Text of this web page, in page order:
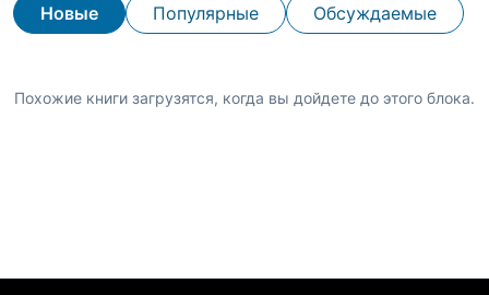
Новые Популярные Обсуждаемые
Похожие книги загрузятся, когда вы дойдете до этого блока.